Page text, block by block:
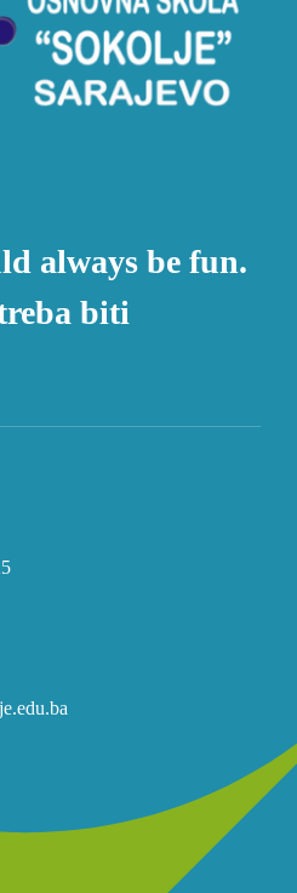
always be fun.
biti